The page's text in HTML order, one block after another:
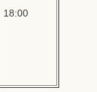
18:00